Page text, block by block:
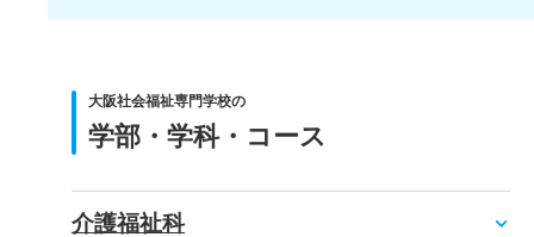
大阪社会福祉専門学校の
学部・学科・コース
介護福祉科